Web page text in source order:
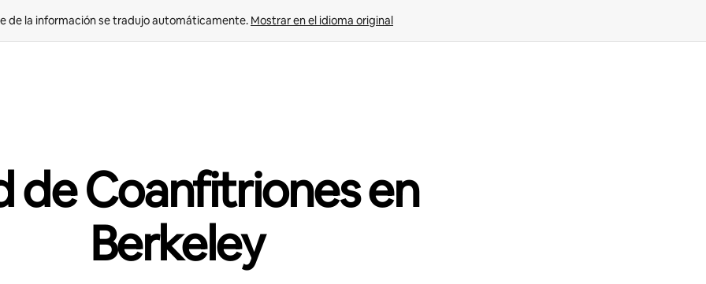
de la información se tradujo automáticamente. Mostrar en el idioma original
de Coanfitriones en
Berkeley